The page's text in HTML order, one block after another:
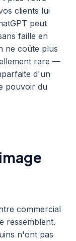
clients lui
peut
faille en
ne coûte plus
rare —
d'un
pouvoir du
commercial
ressemblent.
n'ont pas